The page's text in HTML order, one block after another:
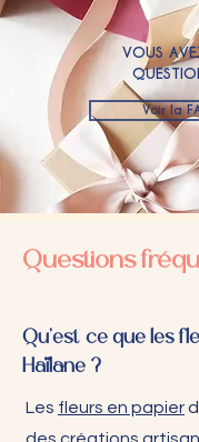
VOUS
Voir la
Questions
Qu'est-ce que les
Haïlane ?
Les fleurs en papier
des créations